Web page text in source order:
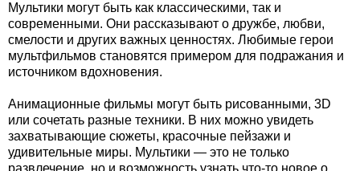
Мультики могут быть как классическими, так и
современными. Они рассказывают о дружбе, любви,
смелости и других важных ценностях. Любимые герои
мультфильмов становятся примером для подражания и
источником вдохновения.
Анимационные фильмы могут быть рисованными, 3D
или сочетать разные техники. В них можно увидеть
захватывающие сюжеты, красочные пейзажи и
удивительные миры. Мультики — это не только
развлечение, но и возможность узнать что-то новое о